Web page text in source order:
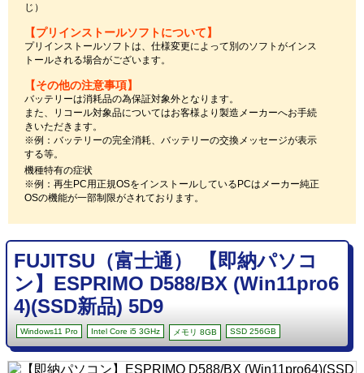
じ）
【プリインストールソフトについて】
プリインストールソフトは、仕様変更によって別のソフトがインス
トールされる場合がございます。
【その他の注意事項】
バッテリーは消耗品の為保証対象外となります。
また、リコール対象品についてはお客様より製造メーカーへお手続
きいただきます。
※例：バッテリーの完全消耗、バッテリーの交換メッセージが表示
する等。
機種特有の症状
※例：再生PC用正規OSをインストールしているPCはメーカー純正
OSの機能が一部制限がされております。
FUJITSU（富士通） 【即納パソコ
ン】ESPRIMO D588/BX (Win11pro6
4)(SSD新品) 5D9
Windows11 Pro Intel Core i5 3GHz メモリ 8GB SSD 256GB